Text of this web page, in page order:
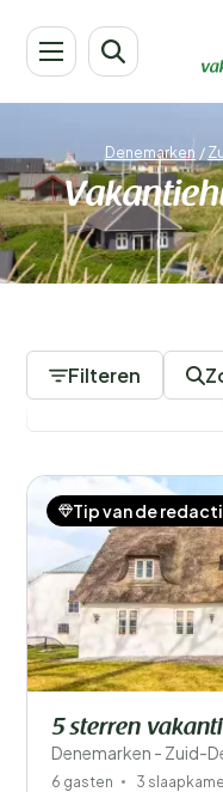
Denemarken /
Filteren
Je vakantie
Kies reisdata en
Filters opslaan
Tip van de
5 sterren
Denemarken - Zuid-
6 gasten 3